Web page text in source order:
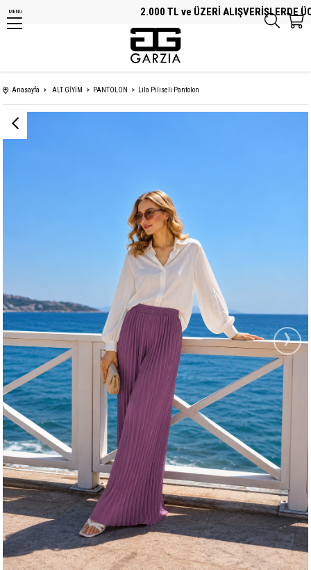
2.000 TL ve ÜZERİ ALIŞVERİŞLERDE
MENU
Anasayfa ALT GİYİM PANTOLON Lila Piliseli Pantolon
›